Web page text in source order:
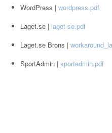
WordPress | wordpress.pdf
Laget.se | laget-se.pdf
Laget.se Brons |
SportAdmin | sportadmin.pdf